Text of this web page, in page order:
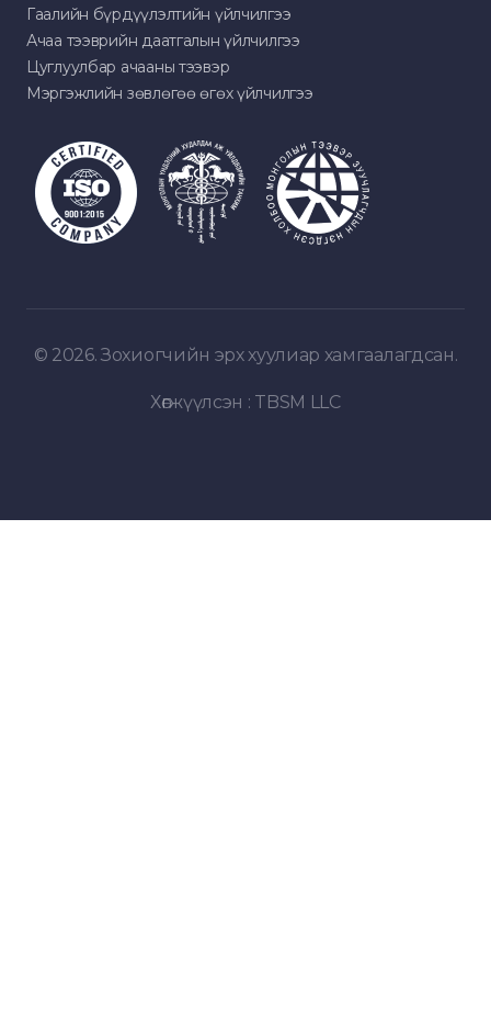
Гаалийн бүрдүүлэлтийн үйлчилгээ
Ачаа тээврийн даатгалын үйлчилгээ
Цуглуулбар ачааны тээвэр
Мэргэжлийн зөвлөгөө өгөх үйлчилгээ
© 2026. Зохиогчийн эрх хуулиар хамгаалагдсан.
Хөгжүүлсэн : TBSM LLC